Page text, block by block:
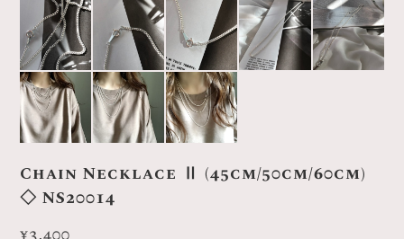
Chain Necklace Ⅱ (45cm/50cm/60cm)
◇ NS20014